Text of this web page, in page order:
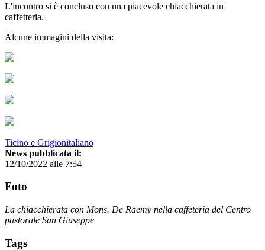
L'incontro si è concluso con una piacevole chiacchierata in
caffetteria.
Alcune immagini della visita:
Ticino e Grigionitaliano
News pubblicata il:
12/10/2022 alle 7:54
Foto
La chiacchierata con Mons. De Raemy nella caffeteria del Centro
pastorale San Giuseppe
Tags